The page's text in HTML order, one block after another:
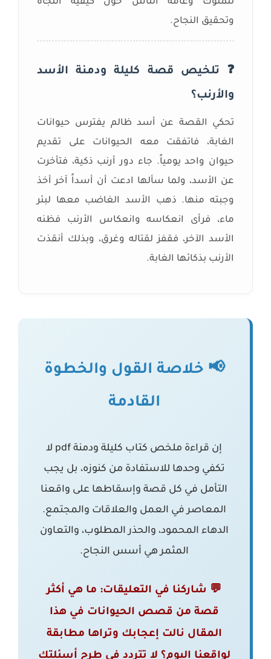
للملوك وعامة الناس حول كيفية النجاة
وتحقيق النجاح.
❓ تلخيص قصة كليلة ودمنة الأسد
والأرنب؟
تحكي القصة عن أسد ظالم يفترس حيوانات
الغابة، فاتفقت معه الحيوانات على تقديم
حيوان واحد يومياً. جاء دور أرنب ذكية، فتأخرت
عن الأسد، ولما سألها ادعت أن أسداً آخر أخذ
وجبته منها. ذهب الأسد الغاضب معها لبئر
ماء، فرأى انعكاسه وانعكاس الأرنب فظنه
الأسد الآخر، فقفز لقتاله وغرق، وبذلك أنقذت
الأرنب بذكائها الغابة.
📢 خلاصة القول والخطوة
القادمة
إن قراءة ملخص كتاب كليلة ودمنة pdf
لا
تكفي وحدها للاستفادة من كنوزه، بل يجب
التأمل في كل قصة وإسقاطها على واقعنا
المعاصر في العمل والعلاقات والمجتمع.
الدهاء المحمود، والحذر المطلوب، والتعاون
المثمر هي أسس النجاح.
💬 شاركنا في التعليقات: ما هي أكثر
قصة من قصص الحيوانات في هذا
المقال نالت إعجابك وتراها مطابقة
لواقعنا اليوم؟ لا تتردد في طرح أسئلتك